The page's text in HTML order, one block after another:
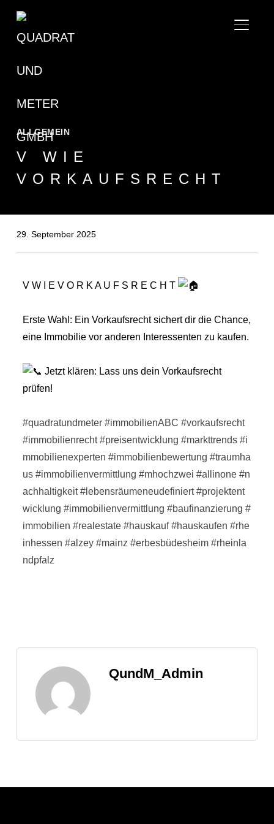
ALLGEMEIN
V WIE
VORKAUFSRECHT
29. September 2025
V W I E V O R K A U F S R E C H T
Erste Wahl: Ein Vorkaufsrecht sichert dir die Chance,
eine Immobilie vor anderen Interessenten zu kaufen.
Jetzt klären: Lass uns dein Vorkaufsrecht
prüfen!
#quadratundmeter #immobilienABC #vorkaufsrecht
#immobilienrecht #preisentwicklung #markttrends #i
mmobilienexperten #immobilienbewertung #traumha
us #immobilienvermittlung #mhochzwei #allinone #n
achhaltigkeit #lebensräumeneudefiniert #projektent
wicklung #immobilienvermittlung #baufinanzierung #
immobilien #realestate #hauskauf #hauskaufen #rhe
inhessen #alzey #mainz #erbesbüdesheim #rheinla
ndpfalz
QundM_Admin